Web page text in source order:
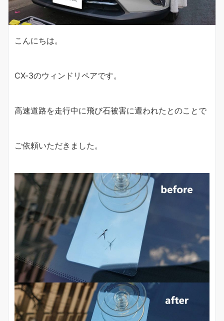
こんにちは。
CX-3のウィンドリペアです。
高速道路を走行中に飛び石被害に遭われたとのことで
ご依頼いただきました。